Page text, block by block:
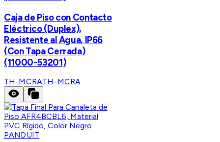
Caja de Piso con Contacto
Eléctrico (Duplex),
Resistente al Agua, IP66
(Con Tapa Cerrada)
(11000-53201)
TH-MCRATH-MCRA
PANDUIT